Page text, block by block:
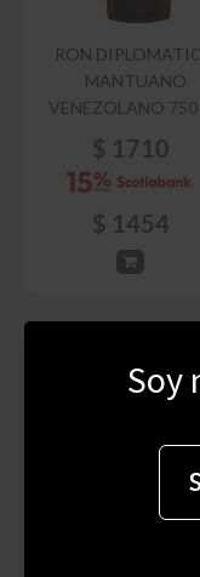
RON
MANTUANO
VENEZOLANO 750
$ 1710
$ 1454
Soy